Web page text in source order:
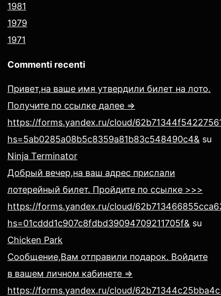
1981
1979
1971
Commenti recenti
Привет,на ваше имя утвердили билет на лото.
Получите по ссылке далее =>
https://forms.yandex.ru/cloud/
hs=5ab0285a08b5c8359a81b83c548490c4& su
Ninja Terminator
Добрый вечер,на ваш адрес прислали
лотерейный билет. Пройдите по ссылке >>>
https://forms.yandex.ru/cloud/
hs=01cddd1c907c8fdbd39094709211705f& su
Chicken Park
Сообщение,Вам отправили подарок. Войдите
в вашем личном кабинете =>
https://forms.yandex.ru/cloud/